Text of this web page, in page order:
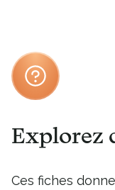
Explorez
Ces fiches